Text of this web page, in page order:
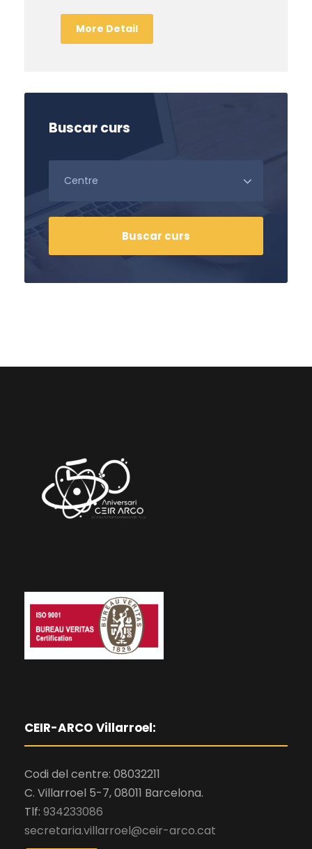
More Detail
Buscar curs
CEIR-ARCO Villarroel:
Codi del centre: 08032211
C. Villarroel 5-7, 08011 Barcelona.
Tlf: 934233086
secretaria.villarroel@ceir-arco.cat